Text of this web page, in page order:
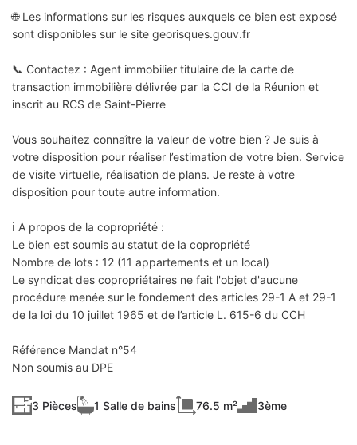
🌐 Les informations sur les risques auxquels ce bien est exposé
sont disponibles sur le site georisques.gouv.fr
📞 Contactez : Agent immobilier titulaire de la carte de
transaction immobilière délivrée par la CCI de la Réunion et
inscrit au RCS de Saint-Pierre
Vous souhaitez connaître la valeur de votre bien ? Je suis à
votre disposition pour réaliser l’estimation de votre bien. Service
de visite virtuelle, réalisation de plans. Je reste à votre
disposition pour toute autre information.
ℹ️ A propos de la copropriété :
Le bien est soumis au statut de la copropriété
Nombre de lots : 12 (11 appartements et un local)
Le syndicat des copropriétaires ne fait l'objet d'aucune
procédure menée sur le fondement des articles 29-1 A et 29-1
de la loi du 10 juillet 1965 et de l’article L. 615-6 du CCH
Référence Mandat n°54
Non soumis au DPE
3 Pièces 1 Salle de bains 76.5 m² 3ème